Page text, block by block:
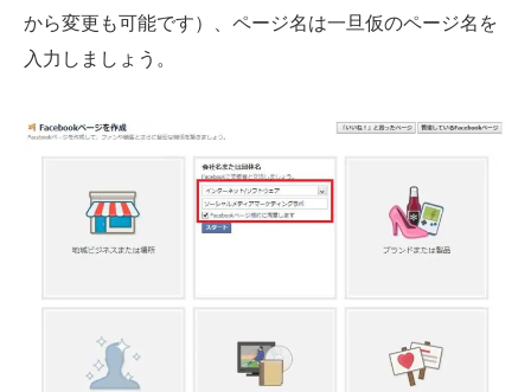
から変更も可能です）、ページ名は一旦仮のページ名を
入力しましょう。